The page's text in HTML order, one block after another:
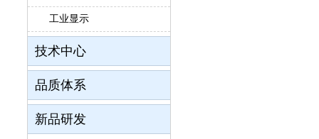
工业显示
技术中心
品质体系
新品研发